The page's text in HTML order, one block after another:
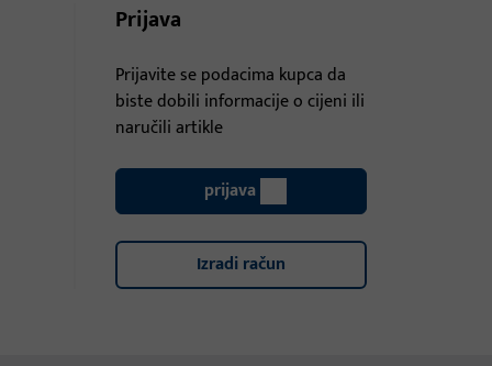
Prijava
Prijavite se podacima kupca da
biste dobili informacije o cijeni ili
naručili artikle
prijava
Izradi račun